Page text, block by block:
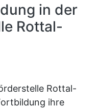
in der
Rottal-
Rottal-
ihre